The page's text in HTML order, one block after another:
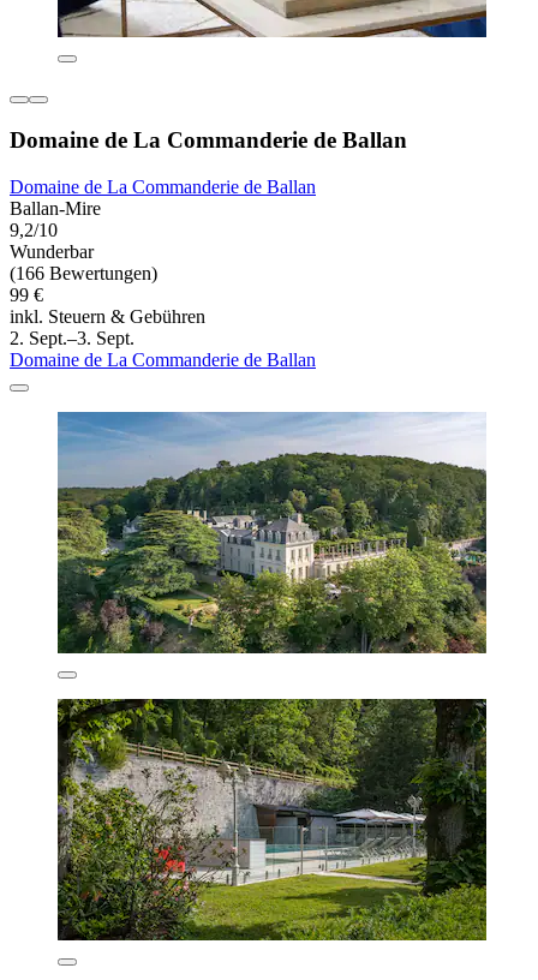
Domaine de La Commanderie de Ballan
Domaine de La Commanderie de Ballan
Ballan-Mire
9,2/10
Wunderbar
(166 Bewertungen)
99 €
inkl. Steuern & Gebühren
2. Sept.–3. Sept.
Domaine de La Commanderie de Ballan